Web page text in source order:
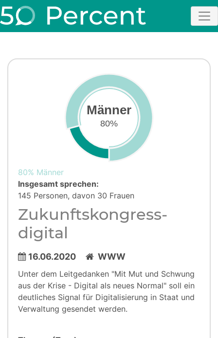
Männer
80%
80% Männer
Insgesamt sprechen:
145 Personen, davon 30 Frauen
Zukunftskongress-
digital
16.06.2020 WWW
Unter dem Leitgedanken "Mit Mut und Schwung
aus der Krise - Digital als neues Normal" soll ein
deutliches Signal für Digitalisierung in Staat und
Verwaltung gesendet werden.